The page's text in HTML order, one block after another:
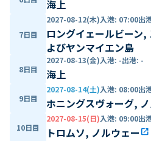
海上
7日目
2027-08-12(木)入港: 07:00出
ロングイェールビーン
よびヤンマイエン島
8日目
2027-08-13(金)入港: -出港: -
海上
9日目
2027-08-14(土)入港: 08:00出
ホニングスヴォーグ,
10日目
2027-08-15(日)入港: 09:00出
トロムソ, ノルウェー open_in_new